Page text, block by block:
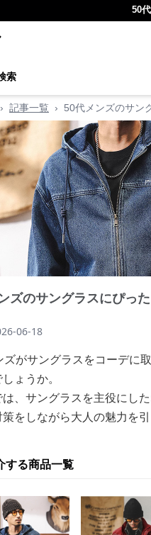
50
索
› 記事一覧 › 50代メンズのサン
ズのサングラスにぴっ
06-18
ズがサングラスをコーデに
ょうか。
、サングラスを主役にし
をしながら大人の魅力を
する商品一覧